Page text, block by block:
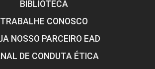
BIBLIOTECA
TRABALHE CONOSCO
NOSSO PARCEIRO EAD
DE CONDUTA ÉTICA